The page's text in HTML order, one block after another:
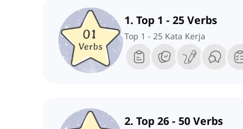
1. Top 1 - 25 Verbs
Top 1 - 25 Kata Kerja
2. Top 26 - 50 Verbs